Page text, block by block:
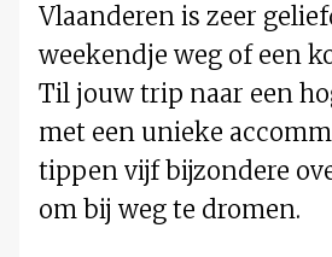
Vlaanderen is zeer
weekendje weg of een
Til jouw trip naar een
met een unieke
tippen vijf bijzondere
om bij weg te dromen.